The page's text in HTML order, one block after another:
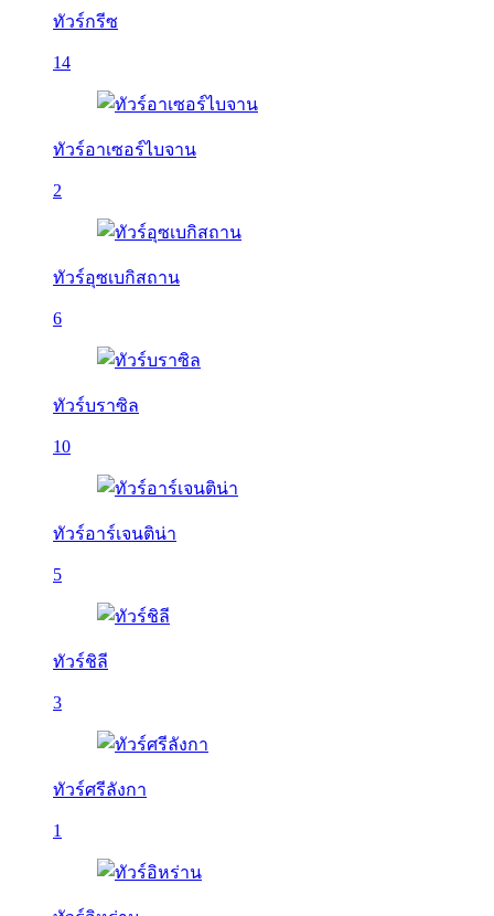
ทัวร์กรีซ
14
ทัวร์อาเซอร์ไบจาน
2
ทัวร์อุซเบกิสถาน
6
ทัวร์บราซิล
10
ทัวร์อาร์เจนติน่า
5
ทัวร์ชิลี
3
ทัวร์ศรีลังกา
1